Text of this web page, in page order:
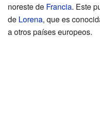
noreste de Francia. Este
de Lorena, que es
a otros países europeos.